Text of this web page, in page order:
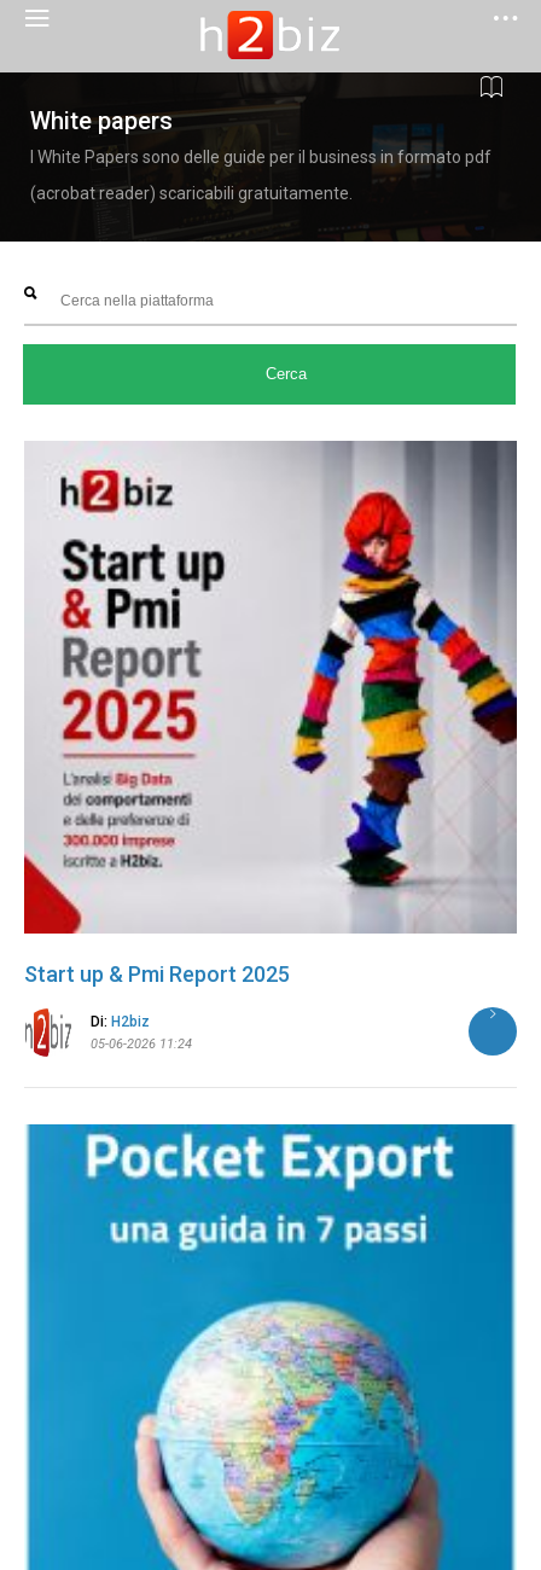
White papers
I White Papers sono delle guide per il business in formato pdf
(acrobat reader) scaricabili gratuitamente.
Cerca
Start up & Pmi Report 2025
Di: H2biz
05-06-2026 11:24